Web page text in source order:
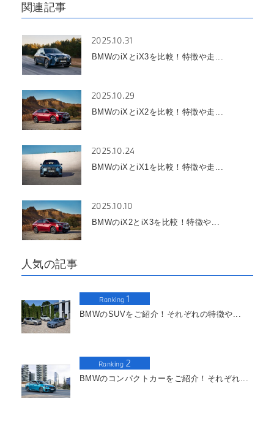
関連記事
2025.10.31
BMWのiXとiX3を比較！特徴や走...
2025.10.29
BMWのiXとiX2を比較！特徴や走...
2025.10.24
BMWのiXとiX1を比較！特徴や走...
2025.10.10
BMWのiX2とiX3を比較！特徴や...
人気の記事
Ranking 1
BMWのSUVをご紹介！それぞれの特徴や...
Ranking 2
BMWのコンパクトカーをご紹介！それぞれ...